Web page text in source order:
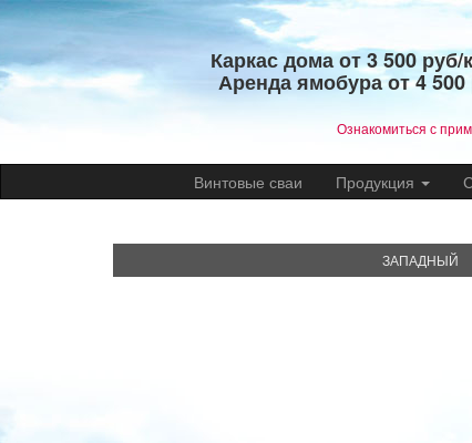
Каркас дома от 3 500 руб/
Аренда ямобура от 4 500
​Ознакомиться с
Винтовые сваи Продукция
ЗАПАДНЫЙ